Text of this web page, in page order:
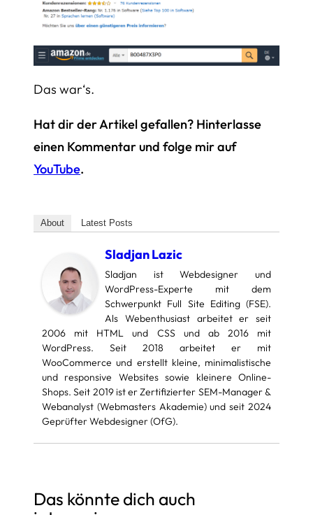
Das war‘s.
Hat dir der Artikel gefallen? Hinterlasse
einen Kommentar und folge mir auf
YouTube.
About Latest Posts
Sladjan Lazic
Sladjan ist Webdesigner und
WordPress-Experte mit dem
Schwerpunkt Full Site Editing (FSE).
Als Webenthusiast arbeitet er seit
2006 mit HTML und CSS und ab 2016 mit
WordPress. Seit 2018 arbeitet er mit
WooCommerce und erstellt kleine, minimalistische
und responsive Websites sowie kleinere Online-
Shops. Seit 2019 ist er Zertifizierter SEM-Manager &
Webanalyst (Webmasters Akademie) und seit 2024
Geprüfter Webdesigner (OfG).
Das könnte dich auch